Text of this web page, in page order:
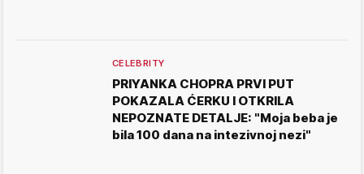
CELEBRITY
PRIYANKA CHOPRA PRVI PUT
POKAZALA ĆERKU I OTKRILA
NEPOZNATE DETALJE: "Moja beba je
bila 100 dana na intezivnoj nezi"